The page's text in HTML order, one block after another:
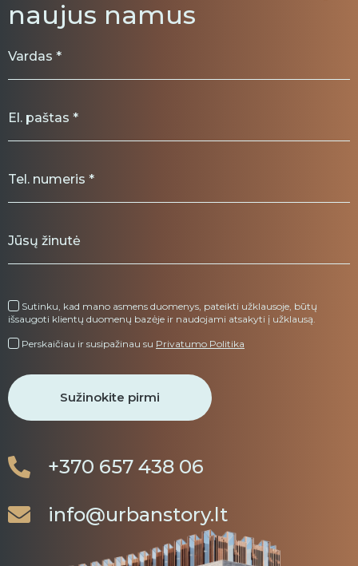
naujus namus
Sutinku, kad mano asmens duomenys, pateikti užklausoje, būtų
išsaugoti klientų duomenų bazėje ir naudojami atsakyti į užklausą.
Perskaičiau ir susipažinau su Privatumo Politika
+370 657 438 06
info@urbanstory.lt